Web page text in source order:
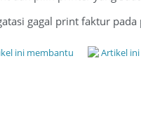
gagal print faktur
ini membantu Artikel